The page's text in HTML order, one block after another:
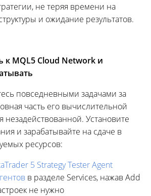
не теряя времени на
и ожидание результатов.
к MQL5 Cloud Network и
повседневными задачами за
часть его вычислительной
незадействованной. Установите
и зарабатывайте на сдаче в
ресурсов:
5 Strategy Tester Agent
в разделе Services, нажав Add
не нужно